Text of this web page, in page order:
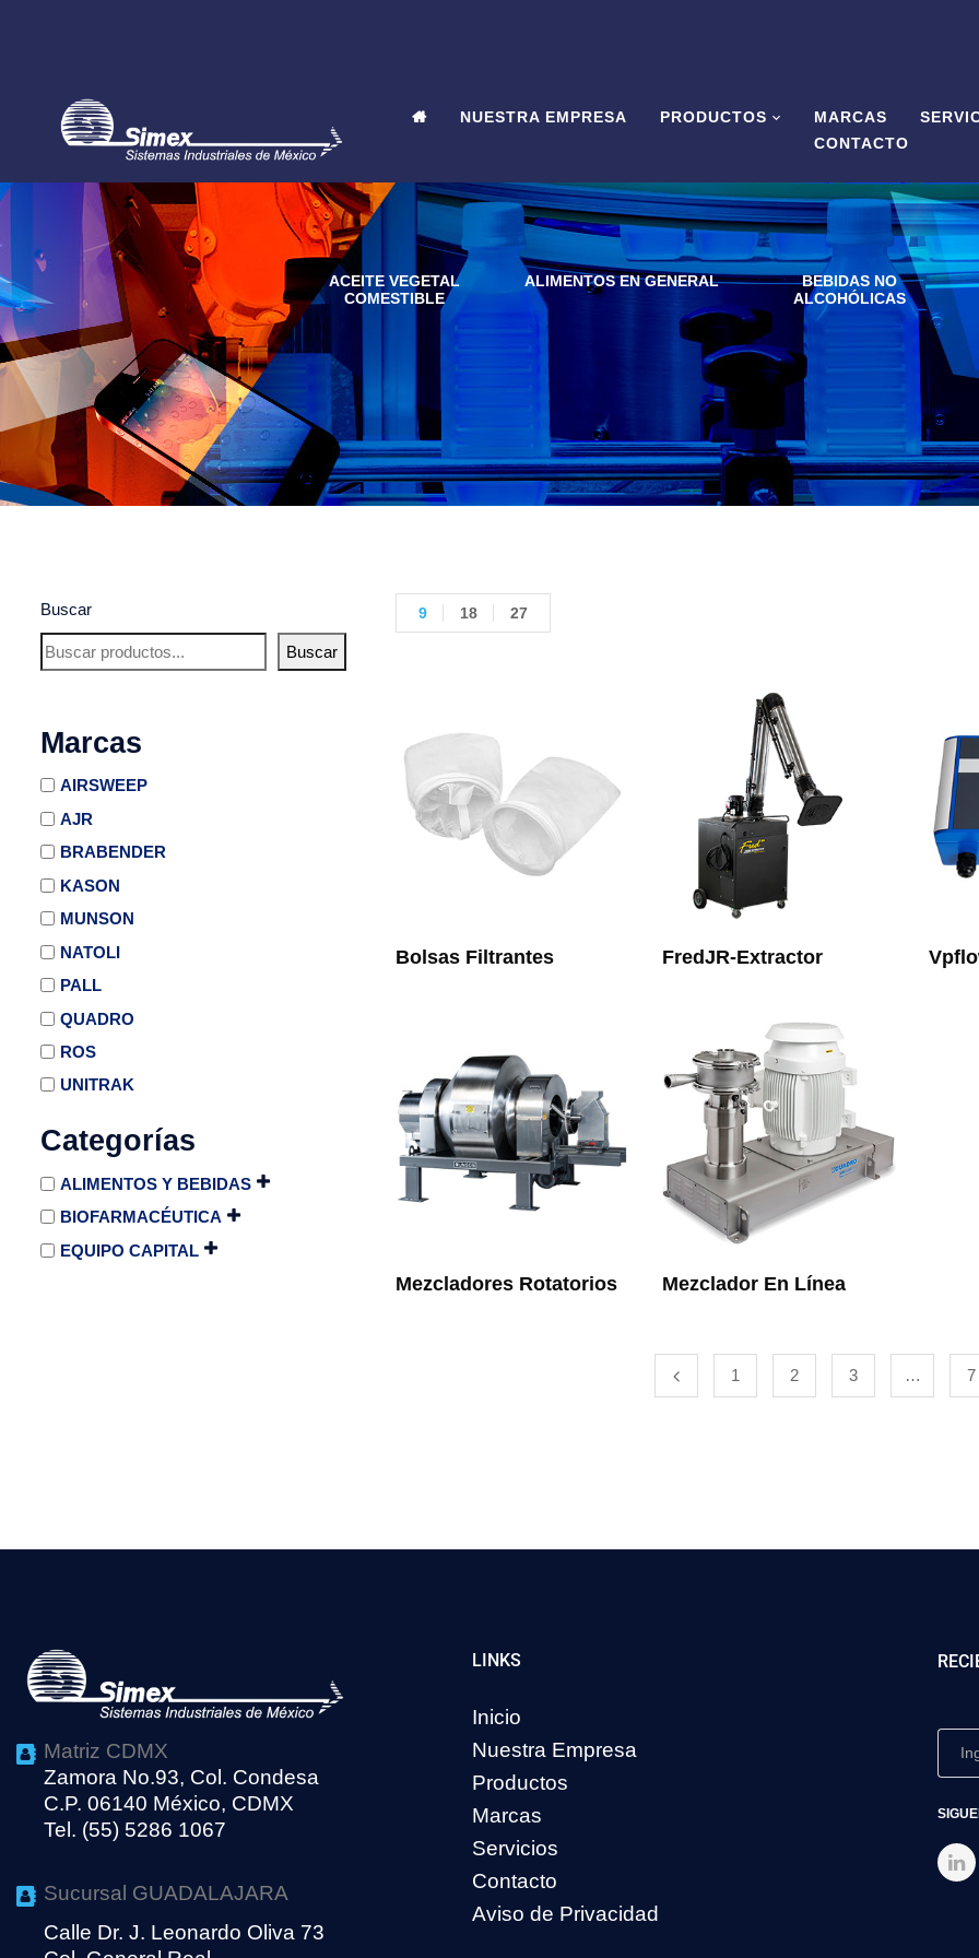
NUESTRA EMPRESA PRODUCTOS MARCAS
CONTACTO
VINOS Y LICORES
ACEITE VEGETAL
COMESTIBLE
ALIMENTOS EN GENERAL
BEBIDAS NO
ALCOHÓLICAS
Buscar
Buscar
Marcas
AIRSWEEP
AJR
BRABENDER
KASON
MUNSON
NATOLI
PALL
QUADRO
ROS
UNITRAK
Categorías
ALIMENTOS Y BEBIDAS
BIOFARMACÉUTICA
EQUIPO CAPITAL
9 18 27
Bolsas Filtrantes FredJR-Extractor
Mezcladores Rotatorios Mezclador En Línea
1 2 3 … 7
Matriz CDMX
Zamora No.93, Col. Condesa
C.P. 06140 México, CDMX
Tel. (55) 5286 1067
Sucursal GUADALAJARA
Calle Dr. J. Leonardo Oliva 73
LINKS
Inicio
Nuestra Empresa
Productos
Marcas
Servicios
Contacto
Aviso de Privacidad